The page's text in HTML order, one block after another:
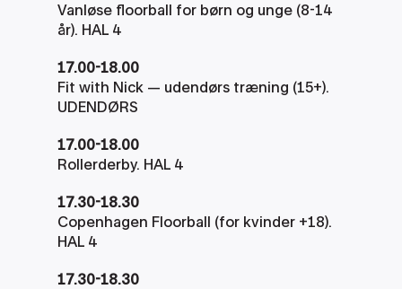
Vanløse floorball for børn og unge (8-14
år). HAL 4
17.00-18.00
Fit with Nick — udendørs træning (15+).
UDENDØRS
17.00-18.00
Rollerderby. HAL 4
17.30-18.30
Copenhagen Floorball (for kvinder +18).
HAL 4
17.30-18.30